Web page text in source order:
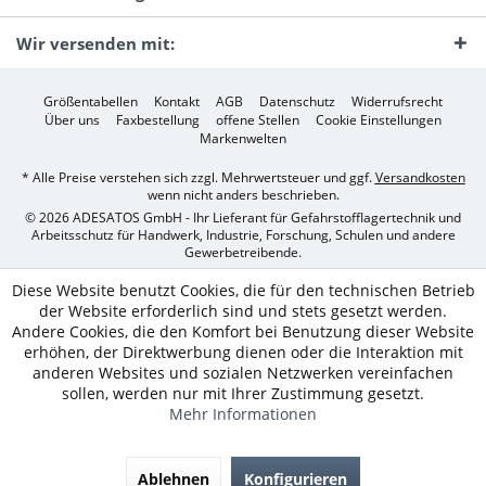
Wir versenden mit:
Größentabellen Kontakt AGB Datenschutz
Widerrufsrecht
Über uns
Faxbestellung offene Stellen
Cookie Einstellungen
Markenwelten
* Alle Preise verstehen sich zzgl. Mehrwertsteuer und ggf.Versandkosten
wenn nicht anders beschrieben.
© 2026 ADESATOS GmbH - Ihr Lieferant für Gefahrstofflagertechnik und
Arbeitsschutz für Handwerk, Industrie, Forschung, Schulen und andere
Gewerbetreibende.
Diese Website benutzt Cookies, die für den technischen Betrieb
der Website erforderlich sind und stets gesetzt werden.
Andere Cookies, die den Komfort bei Benutzung dieser Website
erhöhen, der Direktwerbung dienen oder die Interaktion mit
anderen Websites und sozialen Netzwerken vereinfachen
sollen, werden nur mit Ihrer Zustimmung gesetzt.
Mehr Informationen
Ablehnen Konfigurieren